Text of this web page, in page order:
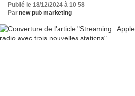
Publié le 18/12/2024 à 10:58
Par new pub marketing